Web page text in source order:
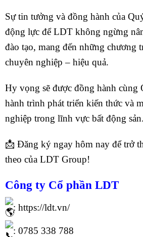
Sự tin tưởng và đồng hành của
động lực để LDT không ngừng
đào tạo, mang đến những chương
chuyên nghiệp – hiệu quả.
Hy vọng sẽ được đồng hành cùng
hành trình phát triển kiến thức và
nghiệp trong lĩnh vực bất động sản.
📩 Đăng ký ngay hôm nay để trở
theo của LDT Group!
Công ty Cổ phần LDT
: https://ldt.vn/
: 0785 338 788